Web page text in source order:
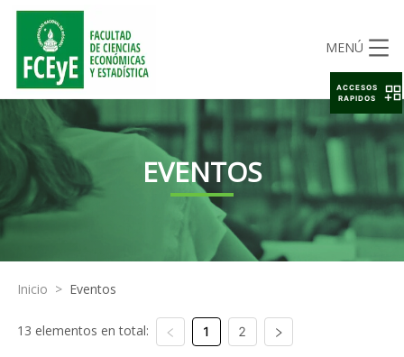
MENÚ
EVENTOS
Inicio > Eventos
13 elementos en total: 1 2
ACCESOS
RAPIDOS